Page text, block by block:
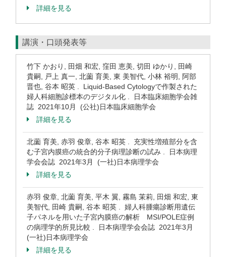
詳細を見る
講演・口頭発表等
竹下 かおり, 田畑 和宏, 窪田 恵美, 切田 ゆかり, 田崎
貴嗣, 戸上 真一, 北薗 育美, 東 美智代, 小林 裕明, 阿部
晋也, 谷本 昭英 . Liquid-Based Cytologyで作製された
婦人科細胞診標本のデジタル化 . 日本臨床細胞学会雑
誌 2021年10月 (公社)日本臨床細胞学会
詳細を見る
北薗 育美, 赤羽 俊章, 谷本 昭英 . 充実性増殖部分を含
む子宮内膜癌の統合的分子病理診断の試み . 日本病理
学会会誌 2021年3月 (一社)日本病理学会
詳細を見る
赤羽 俊章, 北薗 育美, 平木 翼, 霧島 茉莉, 田畑 和宏, 東
美智代, 田崎 貴嗣, 谷本 昭英 . 婦人科腫瘍診断用遺伝
子パネルを用いた子宮内膜癌の解析 MSI/POLE症例
の病理学的所見比較 . 日本病理学会会誌 2021年3月
(一社)日本病理学会
詳細を見る